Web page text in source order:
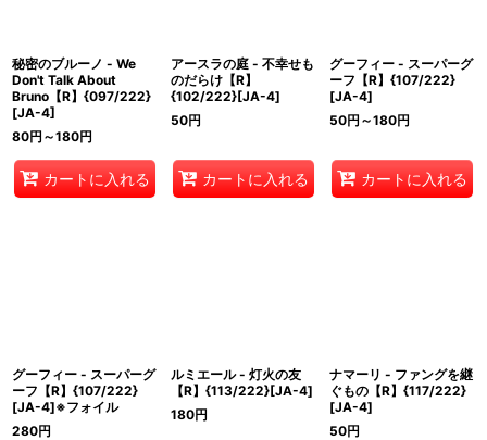
秘密のブルーノ - We
Don't Talk About
Bruno【R】{097/222}
[JA-4]
80円 ～180円
カートに入れる
アースラの庭 - 不幸せも
のだらけ【R】
{102/222}[JA-4]
50円
カートに入れる
グーフィー - スーパーグ
ーフ【R】{107/222}
[JA-4]
50円 ～180円
カートに入れる
グーフィー - スーパーグ
ーフ【R】{107/222}
[JA-4]※フォイル
280円
ルミエール - 灯火の友
【R】{113/222}[JA-4]
180円
ナマーリ - ファングを継
ぐもの【R】{117/222}
[JA-4]
50円